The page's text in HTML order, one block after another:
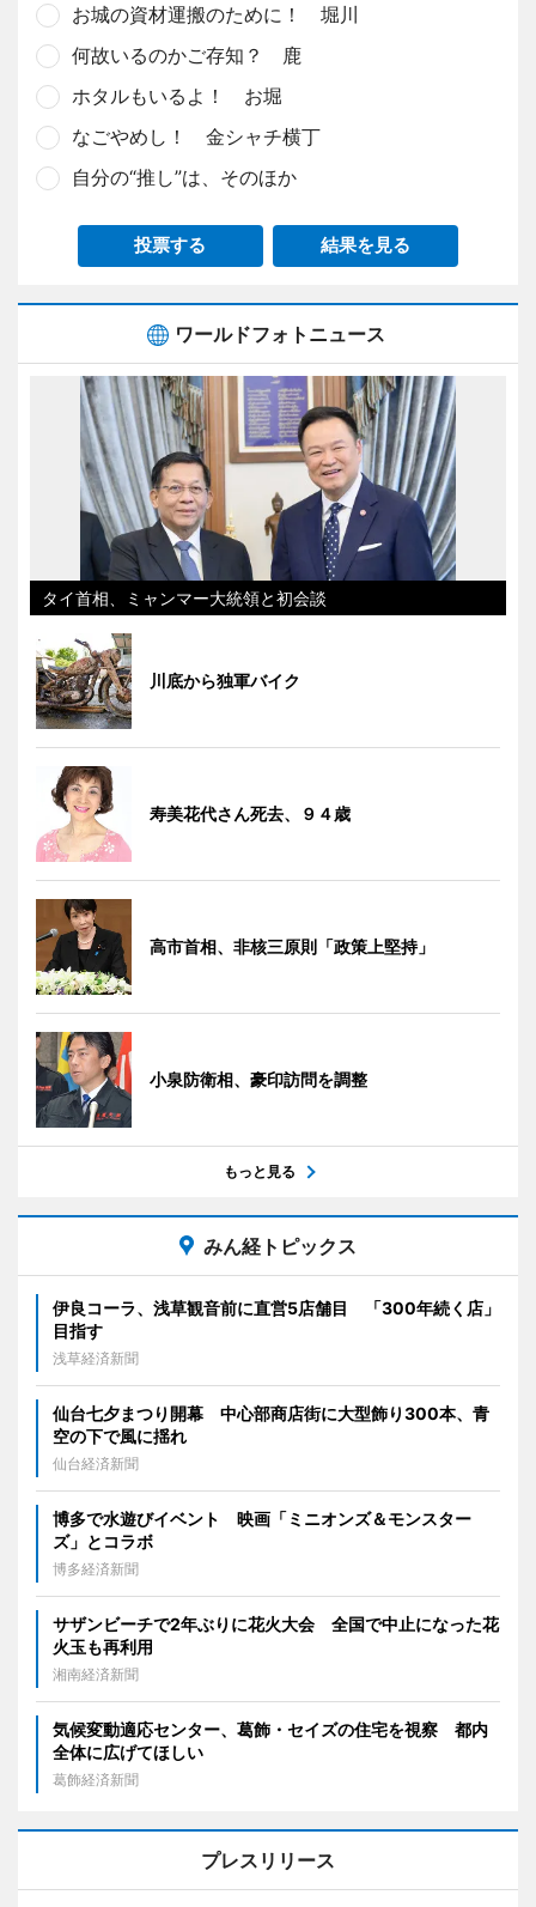
お城の資材運搬のために！ 堀川
何故いるのかご存知？ 鹿
ホタルもいるよ！ お堀
なごやめし！ 金シャチ横丁
自分の“推し”は、そのほか
投票する 結果を見る
ワールドフォトニュース
タイ首相、ミャンマー大統領と初会談
川底から独軍バイク
寿美花代さん死去、９４歳
高市首相、非核三原則「政策上堅持」
小泉防衛相、豪印訪問を調整
もっと見る
みん経トピックス
伊良コーラ、浅草観音前に直営5店舗目 「300年続く店」
目指す
浅草経済新聞
仙台七夕まつり開幕 中心部商店街に大型飾り300本、青
空の下で風に揺れ
仙台経済新聞
博多で水遊びイベント 映画「ミニオンズ＆モンスター
ズ」とコラボ
博多経済新聞
サザンビーチで2年ぶりに花火大会 全国で中止になった花
火玉も再利用
湘南経済新聞
気候変動適応センター、葛飾・セイズの住宅を視察 都内
全体に広げてほしい
葛飾経済新聞
プレスリリース